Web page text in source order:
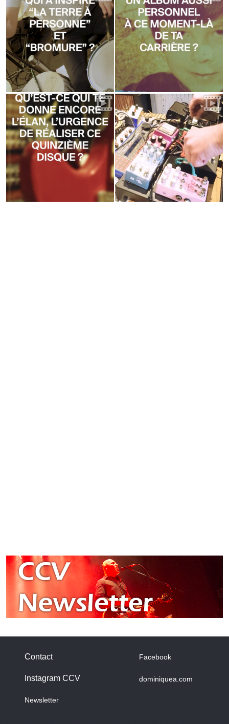
Contact
Instagram CCV
Newsletter
Facebook
dominiquea.com